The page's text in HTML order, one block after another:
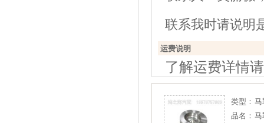
联系我时请说明
运费说明
了解运费详情
类型：
品名： 马